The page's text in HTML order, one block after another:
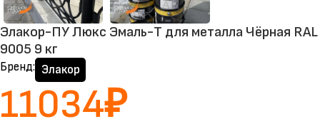
Элакор-ПУ Люкс Эмаль-Т для металла Чёрная RAL
9005 9 кг
Бренд: Элакор
11034₽